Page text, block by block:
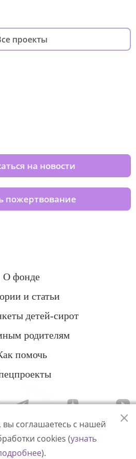
проекты
на новости
пожертвование
О фонде
и статьи
детей-сирот
родителям
помочь
конфиденциальности
вы соглашаетесь с нашей
cookies (узнать
).